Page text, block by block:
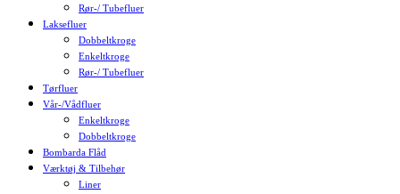
Rør-/ Tubefluer
Laksefluer
Dobbeltkroge
Enkeltkroge
Rør-/ Tubefluer
Tørfluer
Vår-/Vådfluer
Enkeltkroge
Dobbeltkroge
Bombarda Flåd
Værktøj & Tilbehør
Liner